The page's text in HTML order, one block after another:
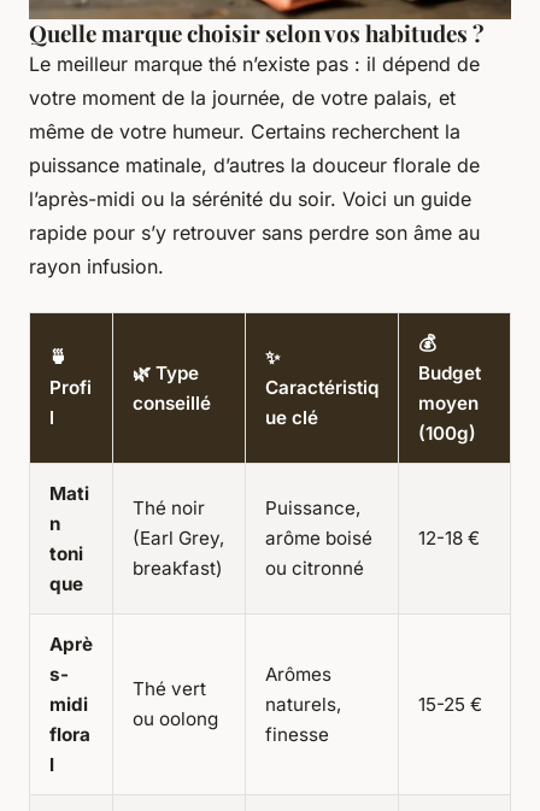
Quelle marque choisir selon vos habitudes ?
Le meilleur marque thé n’existe pas : il dépend de
votre moment de la journée, de votre palais, et
même de votre humeur. Certains recherchent la
puissance matinale, d’autres la douceur florale de
l’après-midi ou la sérénité du soir. Voici un guide
rapide pour s’y retrouver sans perdre son âme au
rayon infusion.
🍵
Profi
l
🌿 Type
conseillé
✨
Caractéristiq
ue clé
💰
Budget
moyen
(100g)
Mati
n
toni
que
Thé noir
(Earl Grey,
breakfast)
Puissance,
arôme boisé
ou citronné
12-18 €
Aprè
s-
midi
flora
l
Thé vert
ou oolong
Arômes
naturels,
finesse
15-25 €